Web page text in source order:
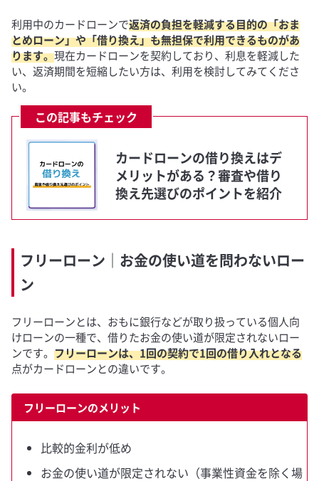
利用中のカードローンで返済の負担を軽減する目的の「おま
とめローン」や「借り換え」も無担保で利用できるものがあ
ります。現在カードローンを契約しており、利息を軽減した
い、返済期間を短縮したい方は、利用を検討してみてくださ
い。
この記事もチェック
カードローンの借り換えはデ
メリットがある？審査や借り
換え先選びのポイントを紹介
フリーローン｜お金の使い道を問わないロー
ン
フリーローンとは、おもに銀行などが取り扱っている個人向
けローンの一種で、借りたお金の使い道が限定されないロー
ンです。 フリーローンは、1回の契約で1回の借り入れとなる
点がカードローンとの違いです。
フリーローンのメリット
比較的金利が低め
お金の使い道が限定されない（事業性資金を除く場